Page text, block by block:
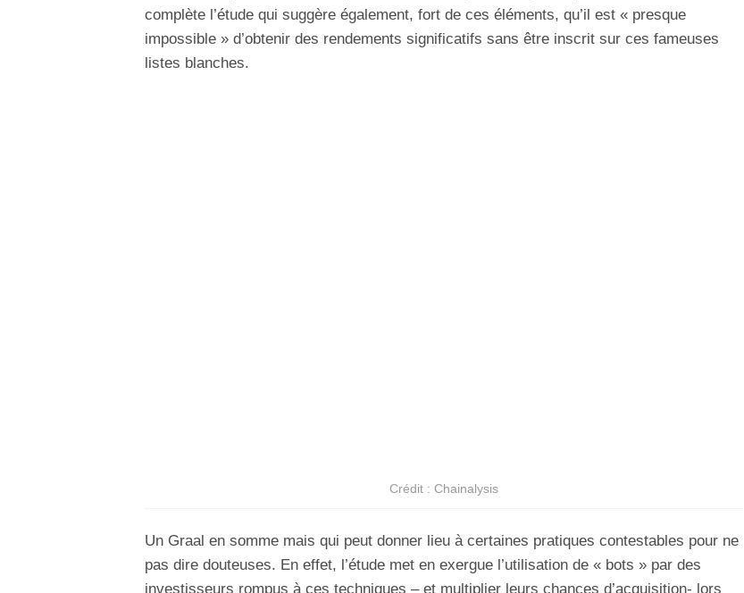
complète l’étude qui suggère également, fort de ces éléments, qu’il est « presque
impossible » d’obtenir des rendements significatifs sans être inscrit sur ces fameuses
listes blanches.
Crédit : Chainalysis
Un Graal en somme mais qui peut donner lieu à certaines pratiques contestables pour ne
pas dire douteuses. En effet, l’étude met en exergue l’utilisation de « bots » par des
investisseurs rompus à ces techniques – et multiplier leurs chances d’acquisition- lors